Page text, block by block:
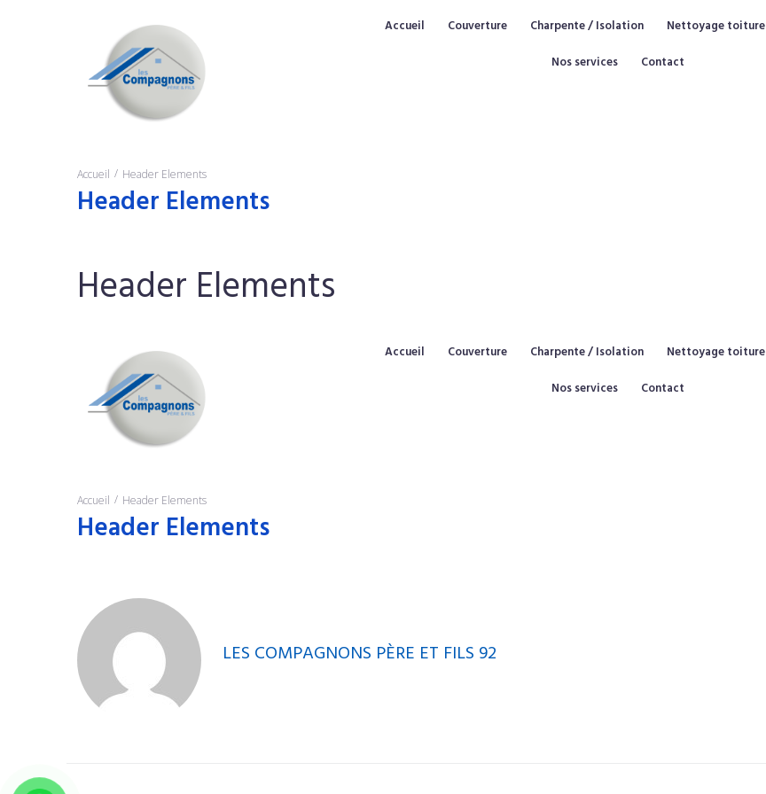
Accueil Couverture Charpente / Isolation Nettoyage toiture
Nos services
Contact
Header Elements
Accueil / Header Elements
Header Elements
Accueil Couverture Charpente / Isolation Nettoyage toiture
Nos services
Contact
Header Elements
Accueil / Header Elements
LES COMPAGNONS PÈRE ET FILS 92